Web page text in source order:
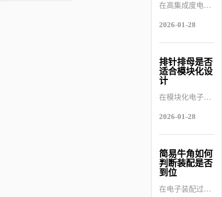
插拔稳定、性价
比高等特点。作
的桥梁，简易牛
角连接器广泛应
用于线路板
在高集成度电子
来越普遍。不少
用户在选型阶段
会关注一个问
题，板对板连接
器对装配精度要
求是否较高。这
与成品稳定性。
从结构特性来
看，板对板连接
器通常具备较小
2026-01-28
排针排母是否
适合模块化设
计
在模块化电子设
是很多用户在方
案初期都会关注
的问题。模块化
设计强调结构拆
装便利性与功能
2026-01-28
简易牛角如何
判断装配是否
到位
在电子装配过程